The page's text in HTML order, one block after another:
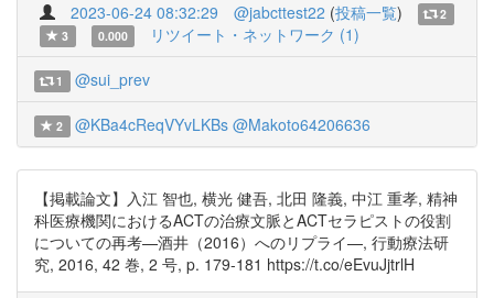
2023-06-24 08:32:29 @jabcttest22 (投稿一覧)
2
3
0.000 リツイート・ネットワーク (1)
1 @sui_prev
2 @KBa4cReqVYvLKBs @Makoto64206636
【掲載論文】入江 智也, 横光 健吾, 北田 隆義, 中江 重孝, 精神
科医療機関におけるACTの治療文脈とACTセラピストの役割
についての再考—酒井（2016）へのリプライ—, 行動療法研
究, 2016, 42 巻, 2 号, p. 179-181 https://t.co/eEvuJjtrlH